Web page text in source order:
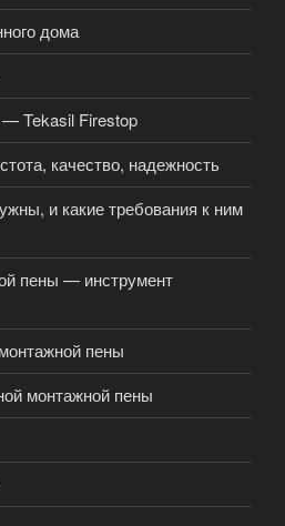
дома
Tekasil Firestop
качество, надежность
и какие требования к ним
пены — инструмент
пены
монтажной пены